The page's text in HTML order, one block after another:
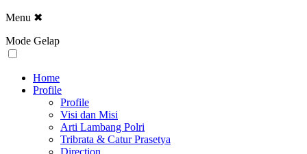
Menu ✖
Mode Gelap
Home
Profile
Profile
Visi dan Misi
Arti Lambang Polri
Tribrata & Catur Prasetya
Direction